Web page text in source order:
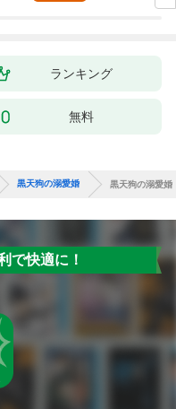
ランキング
無料
黒天狗の溺愛婚 黒天狗の溺愛
で快適に！